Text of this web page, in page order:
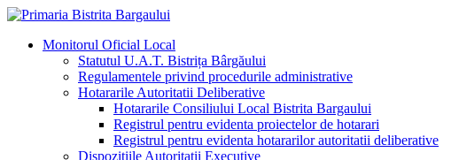
Monitorul Oficial Local
Statutul U.A.T. Bistrița Bârgăului
Regulamentele privind procedurile administrative
Hotararile Autoritatii Deliberative
Hotararile Consiliului Local Bistrita Bargaului
Registrul pentru evidenta proiectelor de hotarari
Registrul pentru evidenta hotararilor autoritatii deliberative
Dispozitiile Autoritatii Executive